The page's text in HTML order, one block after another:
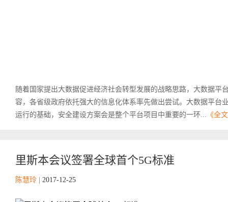
随着国家提出大数据促进经济社会转型发展的战略思路，大数据平
容，各省级政府依托强大的信息化体系率先做出尝试。大数据平台
运行的基础，安全建设方案会是整个平台项目中重要的一环... 《全
里斯本会议签署全球首个5G标准
陈慧玲 2017-12-25